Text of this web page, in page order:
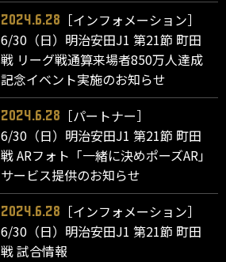
2024.6.28
［インフォメーション］
6/30（日）明治安田J1 第21節 町田
戦 リーグ戦通算来場者850万人達成
記念イベント実施のお知らせ
2024.6.28
［パートナー］
6/30（日）明治安田J1 第21節 町田
戦 ARフォト「一緒に決めポーズAR」
サービス提供のお知らせ
2024.6.28
［インフォメーション］
6/30（日）明治安田J1 第21節 町田
戦 試合情報